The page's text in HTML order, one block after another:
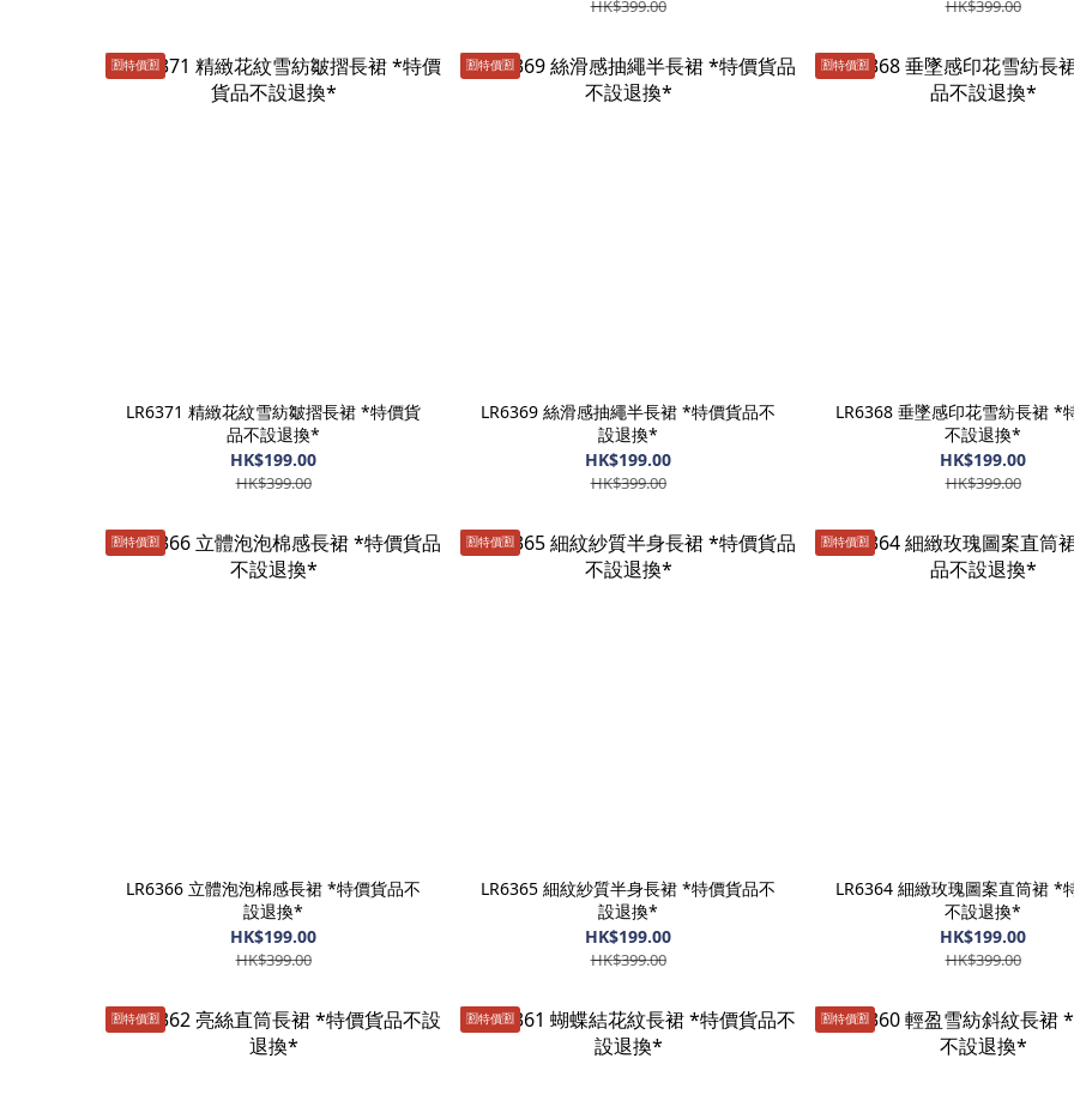
HK$399.00 HK$399.00
🈹️特價🈹️
LR6371 精緻花紋雪紡皺摺長裙 *特價貨
品不設退換*
HK$199.00
HK$399.00
🈹️特價🈹️
LR6369 絲滑感抽繩半長裙 *特價貨品不
設退換*
HK$199.00
HK$399.00
🈹️特價🈹️
LR6368 垂墜感印花雪紡長裙 *
不設退換*
HK$199.00
HK$399.00
🈹️特價🈹️
LR6366 立體泡泡棉感長裙 *特價貨品不
設退換*
HK$199.00
HK$399.00
🈹️特價🈹️
LR6365 細紋紗質半身長裙 *特價貨品不
設退換*
HK$199.00
HK$399.00
🈹️特價🈹️
LR6364 細緻玫瑰圖案直筒裙 *
不設退換*
HK$199.00
HK$399.00
🈹️特價🈹️ 🈹️特價🈹️ 🈹️特價🈹️